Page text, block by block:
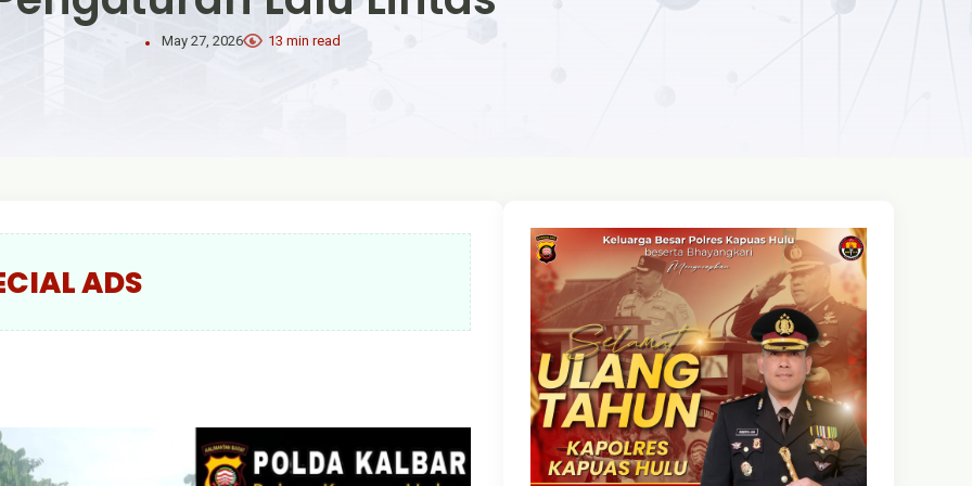
May 27, 2026 13 min read
ADS